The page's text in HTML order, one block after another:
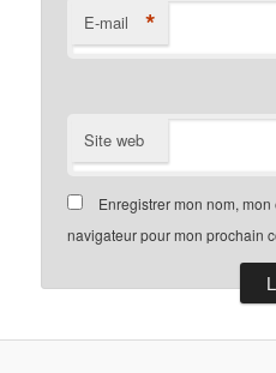
E-mail *
Site web
Enregistrer mon nom,
navigateur pour mon prochain